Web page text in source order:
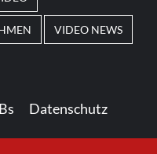
VIDEO NEWS
Datenschutz